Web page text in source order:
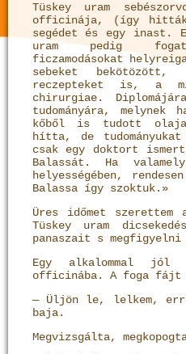
Tüskey uram
officinája, (így hitták
segédet és egy inast.
uram pedig
ficzamodásokat
sebeket
reczepteket is, a
chirurgiae.
tudományára,
kőből is tudott
hítta, de
csak egy doktort
Balassát. Ha
helyességében,
Balassa így szoktuk.»
Üres időmet
Tüskey uram
panaszait s megfigyelni
Egy alkalommal jól
officinába. A foga fájt
— Üljön le, lelkem,
baja.
Megvizsgálta,